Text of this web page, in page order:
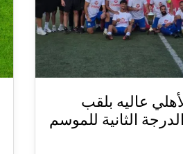
عاليه بلقب
الثانية للموسم